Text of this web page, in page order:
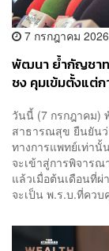
7 กรกฎาคม 2026
พัฒนา ย้ำกัญชา
ชง คุมเข้มตั้งแต่
วันนี้ (7 กรกฎาคม)
สาธารณสุข ยืนยัน
ทางการแพทย์เท่า
จะเข้าสู่การพิจาร
แล้วเมื่อต้นเดือนที่
จะเป็น พ.ร.บ.ที่คว